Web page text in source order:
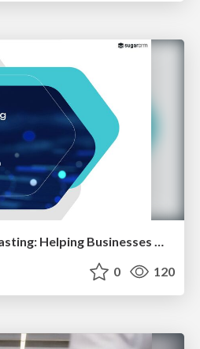
Accurate Sales Forecasting: Helping Businesses Unlock Manufacturing Growth
0 120